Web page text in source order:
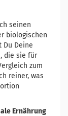
seinen
biologischen
Du Deine
die sie für
zum
reiner, was
Ernährung